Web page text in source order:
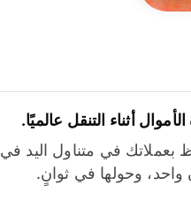
الأموال أثناء التنقل عالميًا.
بعملاتك في متناول اليد في
واحد، وحولها في ثوانٍ.